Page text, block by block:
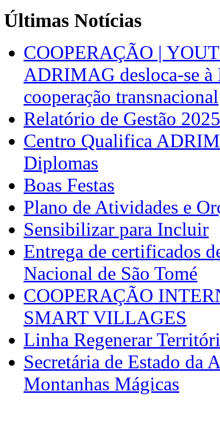
Últimas Notícias
COOPERAÇÃO |
ADRIMAG desloca-se
cooperação transnacional
Relatório de Gestão 2025
Centro Qualifica
Diplomas
Boas Festas
Plano de Atividades e
Sensibilizar para Incluir
Entrega de certificados
Nacional de São Tomé
COOPERAÇÃO
SMART VILLAGES
Linha Regenerar
Secretária de Estado da
Montanhas Mágicas